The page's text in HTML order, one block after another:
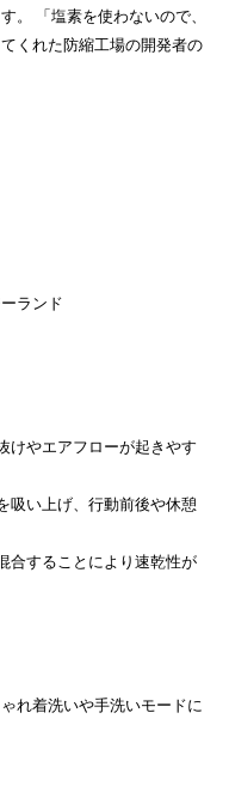
。 「塩素を使わないので、
くれた防縮工場の開発者の
ランド
けやエアフローが起きやす
吸い上げ、行動前後や休憩
合することにより速乾性が
れ着洗いや手洗いモードに